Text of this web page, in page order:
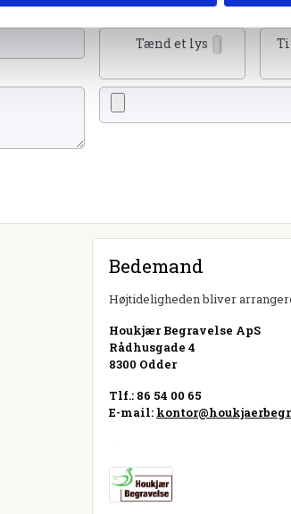
Tænd et lys
Bedemand
Højtideligheden bliver
Houkjær Begravelse ApS
Rådhusgade 4
8300 Odder
Tlf.: 86 54 00 65
E-mail: